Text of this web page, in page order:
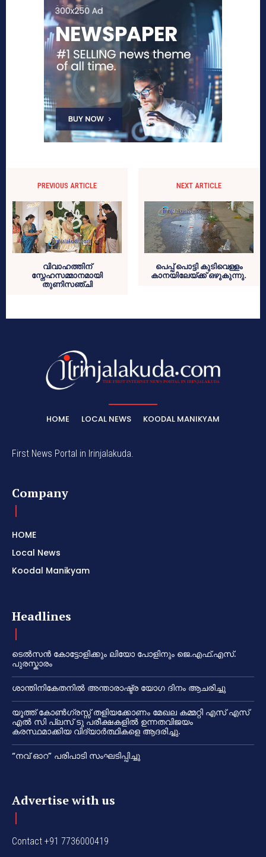
PREVIOUS ARTICLE
വിവാഹത്തിന്
സ്നേഹസമ്മാനമായി
തുണിസഞ്ചി
NEXT ARTICLE
പെപ്പ് പൊട്ടി കുടിവെള്ളം
കാനയിലേയ്ക്ക് ഒഴുകുന്നു.
HOME LOCAL NEWS KOODAL MANIKYAM
First News Portal in Irinjalakuda.
Company
HOME
Local News
Koodal Manikyam
Headlines
ടെൽസൻ കോട്ടോളിക്കും ലിയോ പോളിനും ജെ.എഫ്.എസ്.
പുരസ്കാരം
ശാന്തിനികേതനിൽ അന്താരാഷ്ട്ര യോഗ ദിനം ആചരിച്ചു
യൂത്ത് കോൺഗ്രസ്സ് തളിയക്കോണം മേഖല കമ്മറ്റി എസ് എസ്
എൽ സി പ്ലസ് ടു പരീക്ഷകളിൽ ഉന്നതവിജയം
കരസ്ഥമാക്കിയ വിദ്യാർത്ഥികളെ ആദരിച്ചു.
“നവ് ഓറ” പരിപാടി സംഘടിപ്പിച്ചു
Advertise with us
Contact +91 7736000419